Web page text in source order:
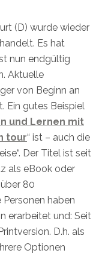
(D) wurde wieder
Es hat
nun endgültig
Aktuelle
von Beginn an
Ein gutes Beispiel
und Lernen mit
tour“ ist – auch die
Der Titel ist seit
als eBook oder
80
haben
erarbeitet und: Seit
D.h. als
Optionen